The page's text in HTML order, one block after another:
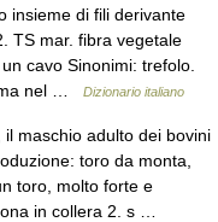
insieme di fili derivante
TS mar. fibra vegetale
cavo Sinonimi: trefolo.
nel …
Dizionario italiano
maschio adulto dei bovini
toro da monta,
toro, molto forte e
in collera 2. s …